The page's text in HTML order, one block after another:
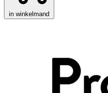
in winkelmand